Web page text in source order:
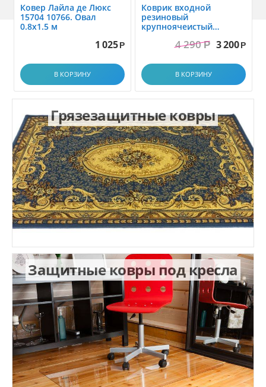
Ковер Лайла де Люкс
15704 10766. Овал
0.8x1.5 м
1 025 Р
В КОРЗИНУ
Коврик вxодной
резиновый
крупноячеистый
1.0x1.5 м4 290 Р 3 200 Р
В КОРЗИНУ
Грязезащитные ковры
Защитные ковры под кресла